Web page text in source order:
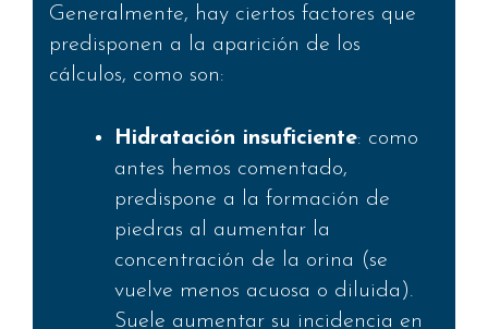
Generalmente, hay ciertos factores que
predisponen a la aparición de los
cálculos, como son:
Hidratación insuficiente: como
antes hemos comentado,
predispone a la formación de
piedras al aumentar la
concentración de la orina (se
vuelve menos acuosa o diluida).
Suele aumentar su incidencia en